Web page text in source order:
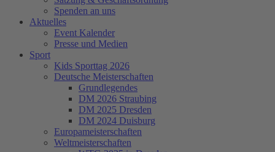
Spenden an uns
Aktuelles
Event Kalender
Presse und Medien
Sport
Kids Sporttag 2026
Deutsche Meisterschaften
Grundlegendes
DM 2026 Straubing
DM 2025 Dresden
DM 2024 Duisburg
Europameisterschaften
Weltmeisterschaften